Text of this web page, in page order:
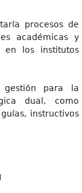
procesos de
académicas y
en los institutos
gestión para la
dual, como
instructivos